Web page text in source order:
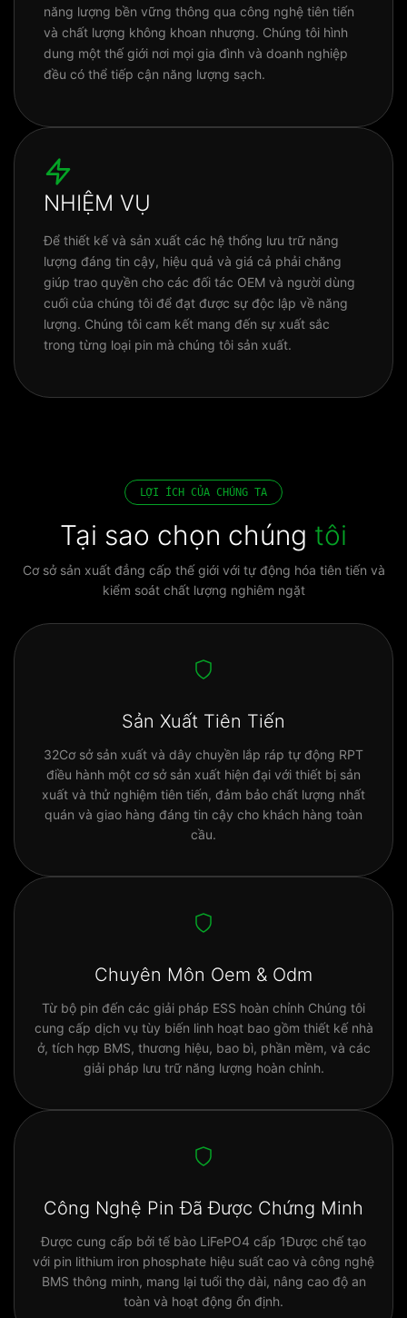
năng lượng bền vững thông qua công nghệ tiên tiến
và chất lượng không khoan nhượng. Chúng tôi hình
dung một thế giới nơi mọi gia đình và doanh nghiệp
đều có thể tiếp cận năng lượng sạch.
NHIỆM VỤ
Để thiết kế và sản xuất các hệ thống lưu trữ năng
lượng đáng tin cậy, hiệu quả và giá cả phải chăng
giúp trao quyền cho các đối tác OEM và người dùng
cuối của chúng tôi để đạt được sự độc lập về năng
lượng. Chúng tôi cam kết mang đến sự xuất sắc
trong từng loại pin mà chúng tôi sản xuất.
LỢI ÍCH CỦA CHÚNG TA
Tại sao chọn chúng tôi
Cơ sở sản xuất đẳng cấp thế giới với tự động hóa tiên tiến và
kiểm soát chất lượng nghiêm ngặt
Sản Xuất Tiên Tiến
32Cơ sở sản xuất và dây chuyền lắp ráp tự động RPT
điều hành một cơ sở sản xuất hiện đại với thiết bị sản
xuất và thử nghiệm tiên tiến, đảm bảo chất lượng nhất
quán và giao hàng đáng tin cậy cho khách hàng toàn
cầu.
Chuyên Môn Oem & Odm
Từ bộ pin đến các giải pháp ESS hoàn chỉnh Chúng tôi
cung cấp dịch vụ tùy biến linh hoạt bao gồm thiết kế nhà
ở, tích hợp BMS, thương hiệu, bao bì, phần mềm, và các
giải pháp lưu trữ năng lượng hoàn chỉnh.
Công Nghệ Pin Đã Được Chứng Minh
Được cung cấp bởi tế bào LiFePO4 cấp 1Được chế tạo
với pin lithium iron phosphate hiệu suất cao và công nghệ
BMS thông minh, mang lại tuổi thọ dài, nâng cao độ an
toàn và hoạt động ổn định.